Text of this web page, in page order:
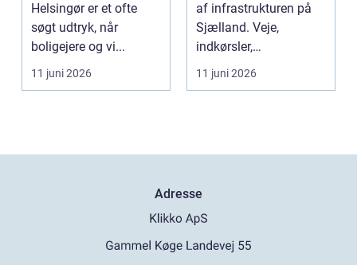
Helsingør er et ofte
søgt udtryk, når
boligejere og vi...
11 juni 2026
af infrastrukturen på
Sjælland. Veje,
indkørsler,
parkeringspladser og
stier...
11 juni 2026
Adresse